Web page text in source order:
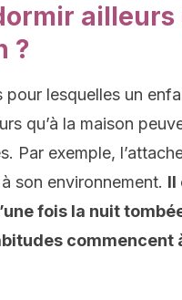
ailleurs
?
pour lesquelles un
qu’à la maison
Par exemple,
son environnement. Il
fois la nuit
commencent